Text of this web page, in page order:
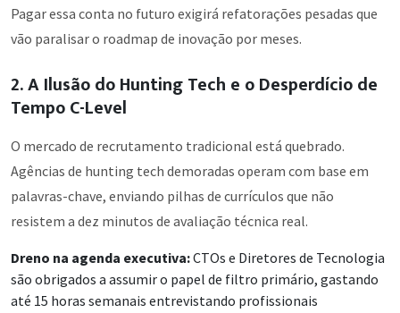
Pagar essa conta no futuro exigirá refatorações pesadas que
vão paralisar o roadmap de inovação por meses.
2. A Ilusão do Hunting Tech e o Desperdício de
Tempo C-Level
O mercado de recrutamento tradicional está quebrado.
Agências de hunting tech demoradas operam com base em
palavras-chave, enviando pilhas de currículos que não
resistem a dez minutos de avaliação técnica real.
Dreno na agenda executiva:CTOs e Diretores de Tecnologia
são obrigados a assumir o papel de filtro primário, gastando
até 15 horas semanais entrevistando profissionais